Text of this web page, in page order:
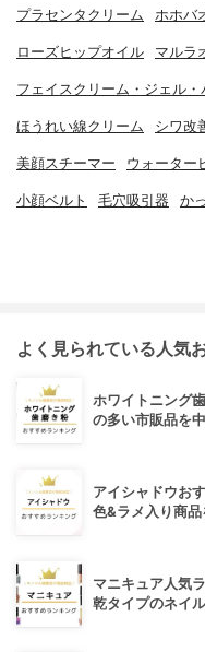
プラセンタクリーム ホホバ
ローズヒップオイル マルラ
フェイスクリーム・ジェル・
ほうれい線クリーム シワ改
美顔スチーマー ウォーター
小顔ベルト 毛穴吸引器 か
よく見られている人気
ホワイトニング
の多い市販品を
アイシャドウお
色&ラメ入り商品
マニキュア人気
乾タイプのネイ